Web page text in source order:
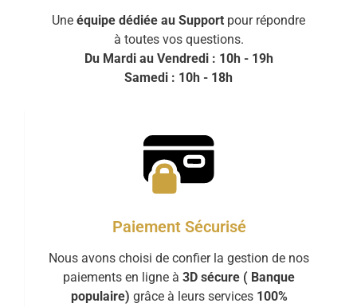
Une équipe dédiée au Support pour répondre
à toutes vos questions.
Du Mardi au Vendredi : 10h - 19h
Samedi : 10h - 18h
Paiement Sécurisé
Nous avons choisi de confier la gestion de nos
paiements en ligne à 3D sécure ( Banque
populaire) grâce à leurs services 100%